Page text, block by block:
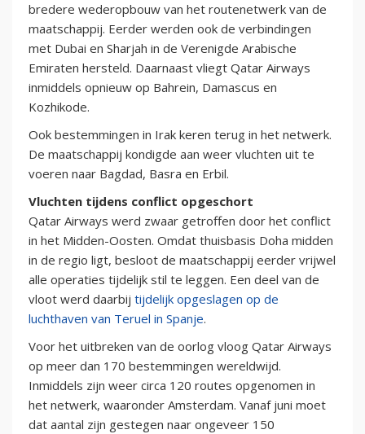
bredere wederopbouw van het routenetwerk van de
maatschappij. Eerder werden ook de verbindingen
met Dubai en Sharjah in de Verenigde Arabische
Emiraten hersteld. Daarnaast vliegt Qatar Airways
inmiddels opnieuw op Bahrein, Damascus en
Kozhikode.
Ook bestemmingen in Irak keren terug in het netwerk.
De maatschappij kondigde aan weer vluchten uit te
voeren naar Bagdad, Basra en Erbil.
Vluchten tijdens conflict opgeschort
Qatar Airways werd zwaar getroffen door het conflict
in het Midden-Oosten. Omdat thuisbasis Doha midden
in de regio ligt, besloot de maatschappij eerder vrijwel
alle operaties tijdelijk stil te leggen. Een deel van de
vloot werd daarbij tijdelijk opgeslagen op de
luchthaven van Teruel in Spanje.
Voor het uitbreken van de oorlog vloog Qatar Airways
op meer dan 170 bestemmingen wereldwijd.
Inmiddels zijn weer circa 120 routes opgenomen in
het netwerk, waaronder Amsterdam. Vanaf juni moet
dat aantal zijn gestegen naar ongeveer 150